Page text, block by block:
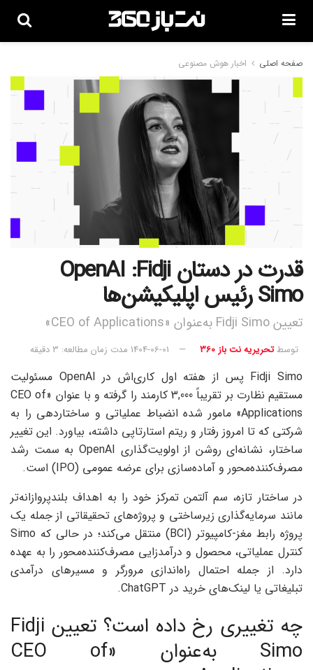
صفحه اصلی اخبار هوش مصنوعی
قدرت در دستان OpenAI :Fidji
Simo رئیس اپلیکیشن‌ها
تعیین Fidji Simo به‌عنوان «CEO of Applications»
توسطتحریریه نت باز 360 1404-06-01 مدت زمان مطالعه: 3 دقیقه
Fidji Simo پس از هفته اول کاری‌اش در OpenAI مسئولیت
مستقیم نظارت بر تقریباً 3,000 کارمند را گرفته و با عنوان «CEO of
Applications» مامور شده انضباط عملیاتی و ساختاردهی را به
شرکتی که تا امروز رفتار و ریتم استارتاپی داشته، بیاورد. این تغییر
ساختار، نشانه‌ای روشن از اولویت‌گذاری OpenAI به سمت رشد
مصرف‌کننده‌محور و آماده‌سازی برای عرضه عمومی (IPO) است.
در ساختار تازه، سم آلتمن تمرکز خود را به اهداف بلندپروازانه‌تر
مانند سرمایه‌گذاری زیرساختی و پروژه‌های تحقیقاتی از جمله یک
پروژه رابط مغز-کامپیوتر (BCI) منتقل می‌کند؛ در حالی که Simo
کنترل عملیاتی، محصول و درآمدزایی مصرف‌کننده‌‌محور را به عهده
دارد. از جمله احتمال راه‌اندازی مرورگر و مسیرهای درآمدی
تبلیغاتی یا لینک‌های خرید در ChatGPT.
چه تغییری رخ داده است؟ تعیین Fidji
Simo به‌عنوان «CEO of